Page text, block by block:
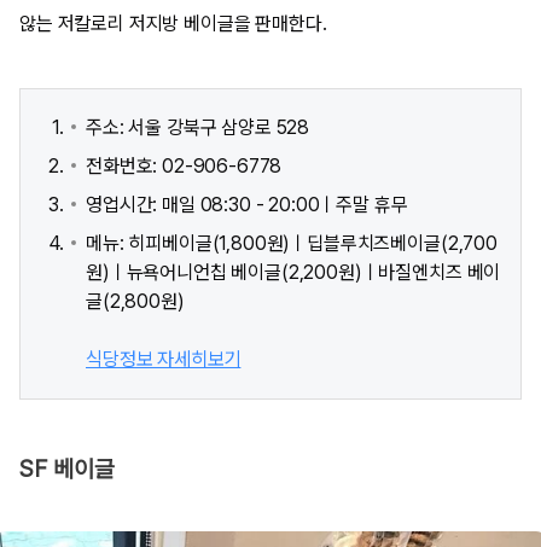
않는 저칼로리 저지방 베이글을 판매한다.
주소: 서울 강북구 삼양로 528
전화번호: 02-906-6778
영업시간: 매일 08:30 - 20:00ㅣ주말 휴무
메뉴: 히피베이글(1,800원)ㅣ딥블루치즈베이글(2,700
원)ㅣ뉴욕어니언칩 베이글(2,200원)ㅣ바질엔치즈 베이
글(2,800원)
식당정보 자세히보기
SF 베이글